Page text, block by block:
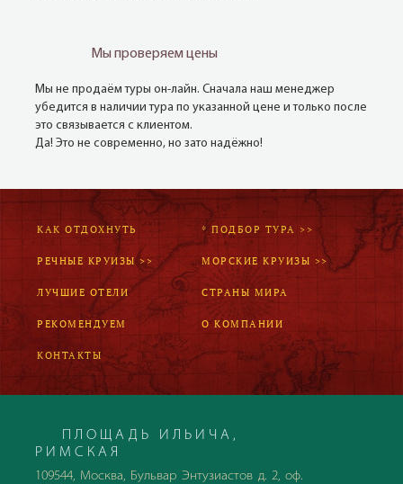
Мы проверяем цены
Мы не продаём туры он-лайн. Сначала наш менеджер
убедится в наличии тура по указанной цене и только после
это связывается с клиентом.
Да! Это не современно, но зато надёжно!
КАК ОТДОХНУТЬ * ПОДБОР ТУРА >>
РЕЧНЫЕ КРУИЗЫ >> МОРСКИЕ КРУИЗЫ >>
ЛУЧШИЕ ОТЕЛИ СТРАНЫ МИРА
РЕКОМЕНДУЕМ О КОМПАНИИ
КОНТАКТЫ
ПЛОЩАДЬ ИЛЬИЧА,
РИМСКАЯ
109544, Москва, Бульвар Энтузиастов д. 2, оф.